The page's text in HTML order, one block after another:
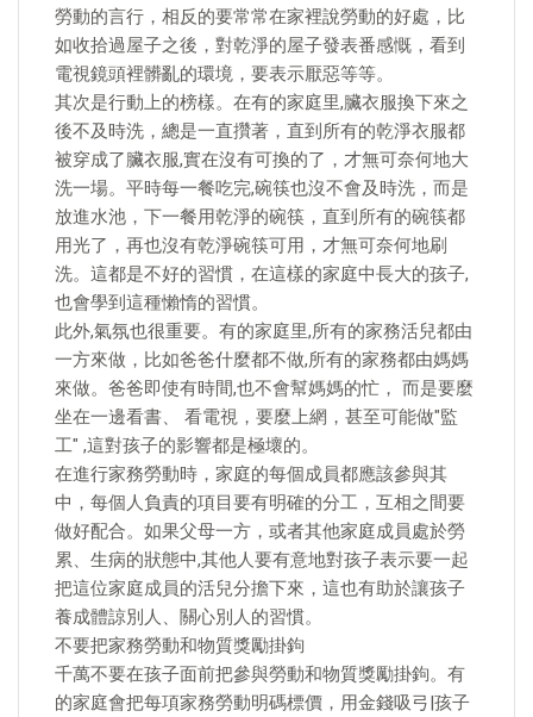
勞動的言行，相反的要常常在家裡說勞動的好處，比
如收拾過屋子之後，對乾淨的屋子發表番感慨，看到
電視鏡頭裡髒亂的環境，要表示厭惡等等。
其次是行動上的榜樣。在有的家庭里,臟衣服換下來之
後不及時洗，總是一直攢著，直到所有的乾淨衣服都
被穿成了臟衣服,實在沒有可換的了，才無可奈何地大
洗一場。平時每一餐吃完,碗筷也沒不會及時洗，而是
放進水池，下一餐用乾淨的碗筷，直到所有的碗筷都
用光了，再也沒有乾淨碗筷可用，才無可奈何地刷
洗。這都是不好的習慣，在這樣的家庭中長大的孩子,
也會學到這種懶惰的習慣。
此外,氣氛也很重要。有的家庭里,所有的家務活兒都由
一方來做，比如爸爸什麼都不做,所有的家務都由媽媽
來做。爸爸即使有時間,也不會幫媽媽的忙， 而是要麼
坐在一邊看書、 看電視，要麼上網，甚至可能做"監
工" ,這對孩子的影響都是極壞的。
在進行家務勞動時，家庭的每個成員都應該參與其
中，每個人負責的項目要有明確的分工，互相之間要
做好配合。如果父母一方，或者其他家庭成員處於勞
累、生病的狀態中,其他人要有意地對孩子表示要一起
把這位家庭成員的活兒分擔下來，這也有助於讓孩子
養成體諒別人、關心別人的習慣。
不要把家務勞動和物質獎勵掛鉤
千萬不要在孩子面前把參與勞動和物質獎勵掛鉤。有
的家庭會把每項家務勞動明碼標價，用金錢吸弓|孩子